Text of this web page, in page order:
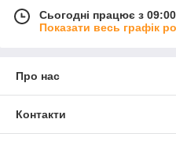
Сьогодні працює з
Показати весь графік
Про нас
Контакти